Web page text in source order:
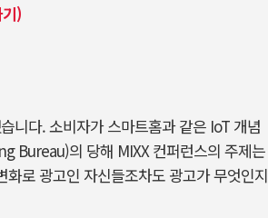
)
니다. 소비자가 스마트홈과 같은 IoT 개념
Bureau)의 당해 MIXX 컨퍼런스의 주제는
로 광고인 자신들조차도 광고가 무엇인지